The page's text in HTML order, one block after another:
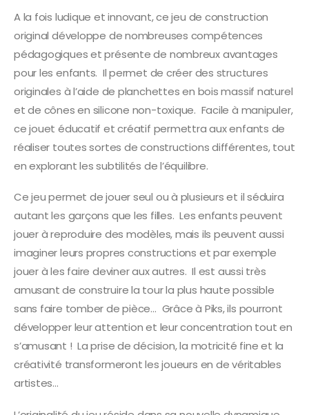
A la fois ludique et innovant, ce jeu de construction
original développe de nombreuses compétences
pédagogiques et présente de nombreux avantages
pour les enfants. Il permet de créer des structures
originales à l’aide de planchettes en bois massif naturel
et de cônes en silicone non-toxique. Facile à manipuler,
ce jouet éducatif et créatif permettra aux enfants de
réaliser toutes sortes de constructions différentes, tout
en explorant les subtilités de l’équilibre.
Ce jeu permet de jouer seul ou à plusieurs et il séduira
autant les garçons que les filles. Les enfants peuvent
jouer à reproduire des modèles, mais ils peuvent aussi
imaginer leurs propres constructions et par exemple
jouer à les faire deviner aux autres. Il est aussi très
amusant de construire la tour la plus haute possible
sans faire tomber de pièce… Grâce à Piks, ils pourront
développer leur attention et leur concentration tout en
s’amusant ! La prise de décision, la motricité fine et la
créativité transformeront les joueurs en de véritables
artistes…